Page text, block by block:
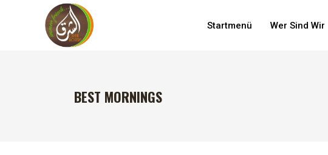
Startmenü Wer Sind Wir
BEST MORNINGS